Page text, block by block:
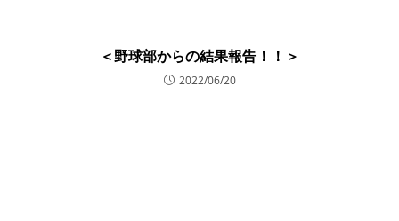
＜野球部からの結果報告！！＞
2022/06/20